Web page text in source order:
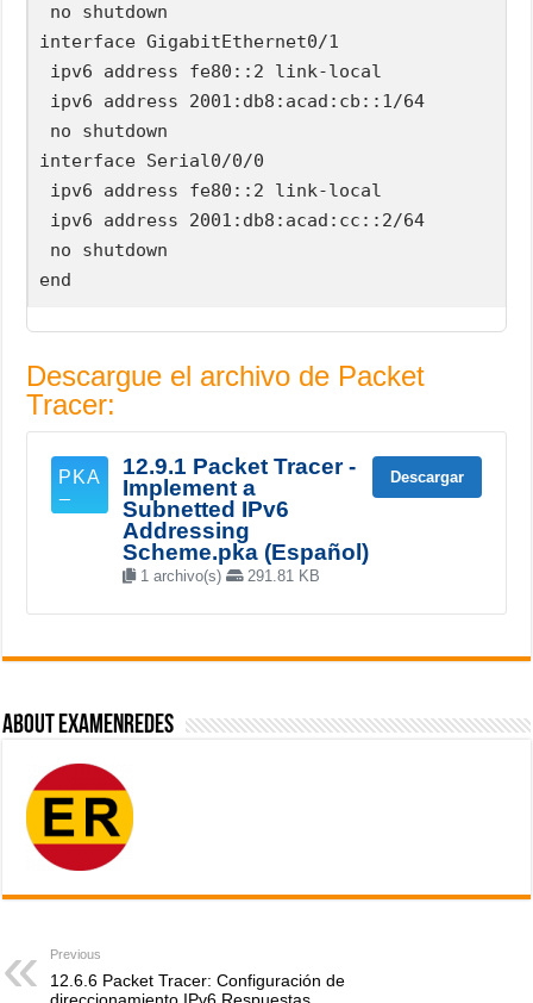
no shutdown
interface GigabitEthernet0/1
ipv6 address fe80::2 link-local
ipv6 address 2001:db8:acad:cb::1/64
no shutdown
interface Serial0/0/0
ipv6 address fe80::2 link-local
ipv6 address 2001:db8:acad:cc::2/64
no shutdown
Descargue el archivo de Packet
Tracer:
12.9.1 Packet Tracer -
Implement a
Subnetted IPv6
Addressing
Scheme.pka (Español)
1 archivo(s) 291.81 KB
Descargar
About ExamenRedes
Previous
12.6.6 Packet Tracer: Configuración de